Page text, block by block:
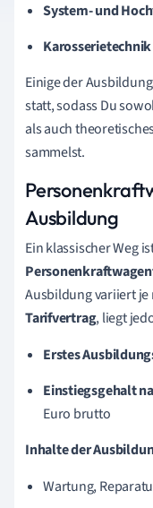
System- und
Karosserietechnik
Einige der
statt, sodass Du
als auch
sammelst.
Ausbildung
Ein klassischer Weg
Ausbildung variiert je
Tarifvertrag, liegt
Erstes
Einstiegsgehalt
Euro brutto
Inhalte der
Wartung,